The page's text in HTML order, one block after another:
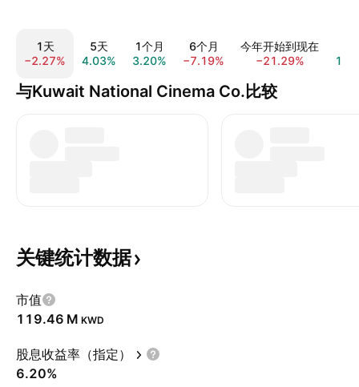
1天
−2.27%
5天
4.03%
1个月
3.20%
6个月
−7.19%
今年开始到现在
−21.29%
与Kuwait National Cinema Co.比较
关键统计数据
市值
‪119.46 M‬ KWD
股息收益率（指定）
6.20%